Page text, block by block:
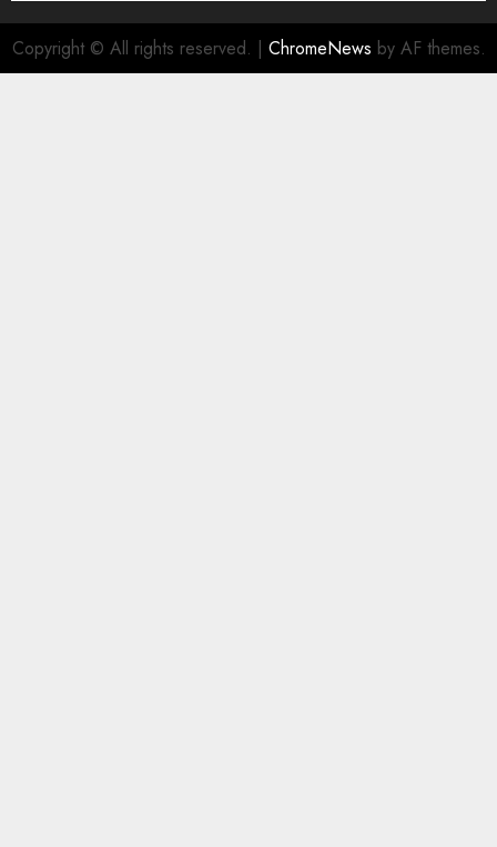
Copyright © All rights reserved. | ChromeNews by AF themes.